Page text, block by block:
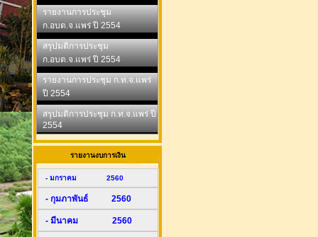
รายงานการประชุม
ก.อบต.จ.แพร่ ปี 2554
สรุปมติการประชุม
ก.อบต.จ.แพร่ ปี 2554
รายงานการประชุม ก.ท.จ.แพร่
ปี 2554
สรุปมติการประชุม ก.ท.จ.แพร่ ปี
2554
รายงานงบการเงิน
- มกราคม 2560
- กุมภาพันธ์ 2560
- มีนาคม 2560